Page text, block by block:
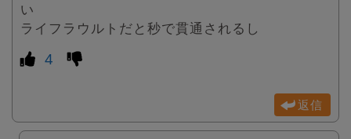
い
ライフラウルトだと秒で貫通されるし
4
返信